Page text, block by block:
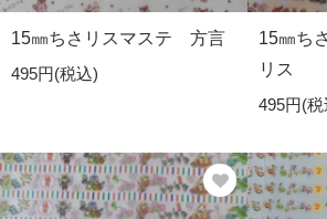
15㎜ちさリスマステ 方言
495円(税込)
15㎜ち
リス
495円(税